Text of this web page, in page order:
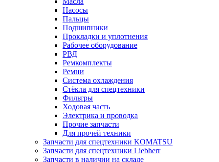
Насосы
Пальцы
Подшипники
Прокладки и уплотнения
Рабочее оборудование
РВД
Ремкомплекты
Ремни
Система охлаждения
Стёкла для спецтехники
Фильтры
Ходовая часть
Электрика и проводка
Прочие запчасти
Для прочей техники
Запчасти для спецтехники KOMATSU
Запчасти для спецтехники Liebherr
Запчасти в наличии на складе